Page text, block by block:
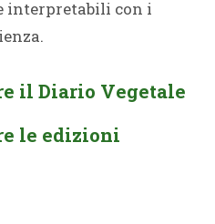
interpretabili con i
il Diario Vegetale
le edizioni